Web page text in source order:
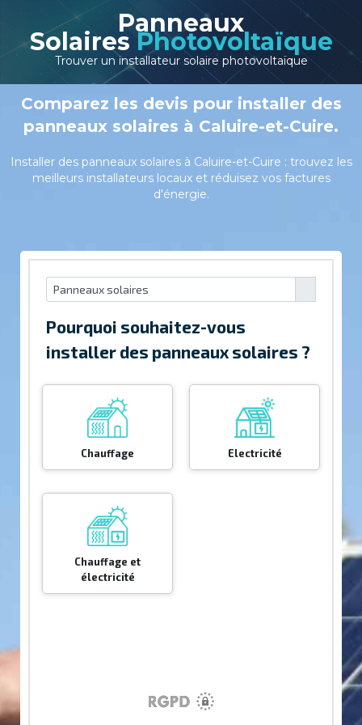
Panneaux
Solaires Photovoltaïque
Trouver un installateur solaire photovoltaïque
Comparez les devis pour installer des
panneaux solaires à Caluire-et-Cuire.
Installer des panneaux solaires à Caluire-et-Cuire : trouvez les
meilleurs installateurs locaux et réduisez vos factures
d'énergie.